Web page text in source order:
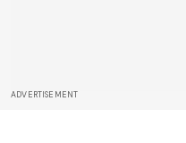
ADVERTISEMENT